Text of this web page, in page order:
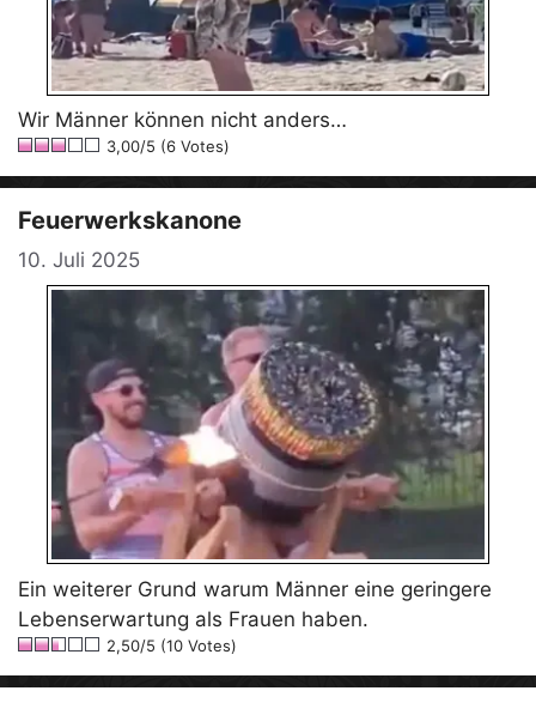
Wir Männer können nicht anders…
3,00/5 (6 Votes)
Feuerwerkskanone
10. Juli 2025
Ein weiterer Grund warum Männer eine geringere
Lebenserwartung als Frauen haben.
2,50/5 (10 Votes)